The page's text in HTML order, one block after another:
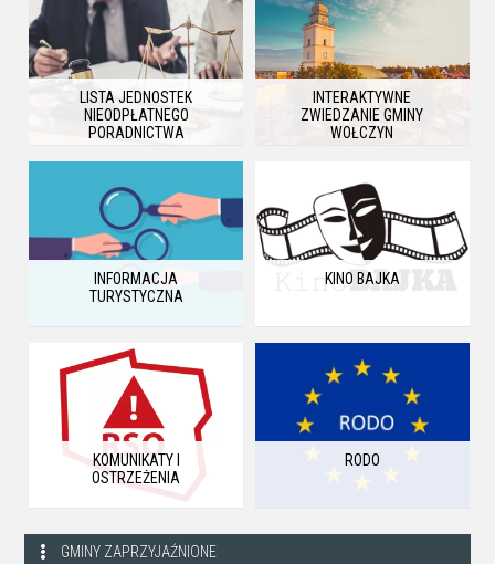
LISTA JEDNOSTEK
NIEODPŁATNEGO
PORADNICTWA
INTERAKTYWNE
ZWIEDZANIE GMINY
WOŁCZYN
INFORMACJA
TURYSTYCZNA
KINO BAJKA
KOMUNIKATY I
OSTRZEŻENIA
RODO
GMINY ZAPRZYJAŹNIONE